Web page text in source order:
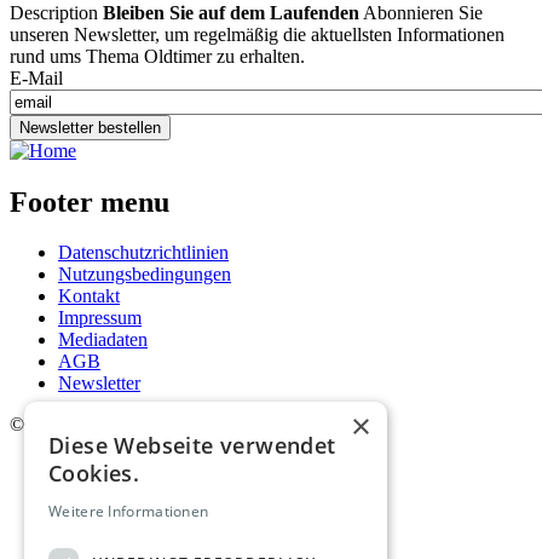
Description Bleiben Sie auf dem Laufenden Abonnieren Sie
unseren Newsletter, um regelmäßig die aktuellsten Informationen
rund ums Thema Oldtimer zu erhalten.
E-Mail
Newsletter bestellen
Footer menu
Datenschutzrichtlinien
Nutzungsbedingungen
Kontakt
Impressum
Mediadaten
AGB
Newsletter
©
×
Diese Webseite verwendet
Cookies.
Weitere Informationen